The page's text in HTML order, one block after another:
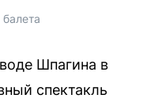
Шпагина в
спектакль